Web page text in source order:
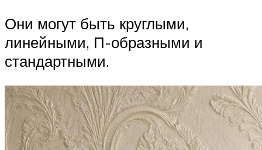
Они могут быть круглыми,
линейными, П-образными и
стандартными.